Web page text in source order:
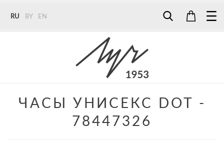
RU BY EN
+375 (29) 272 51 56
ЧАСЫ УНИСЕКС DOT -
78447326